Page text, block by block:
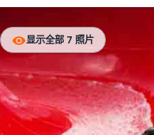
显示全部 7 照片